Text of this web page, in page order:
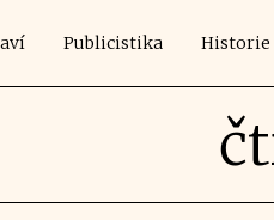
Publicistika Historie